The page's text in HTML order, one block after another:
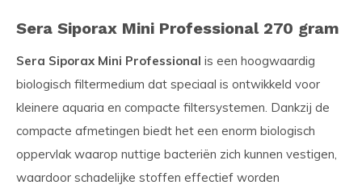
Sera Siporax Mini Professional 270 gram
Sera Siporax Mini Professional is een hoogwaardig
biologisch filtermedium dat speciaal is ontwikkeld voor
kleinere aquaria en compacte filtersystemen. Dankzij de
compacte afmetingen biedt het een enorm biologisch
oppervlak waarop nuttige bacteriën zich kunnen vestigen,
waardoor schadelijke stoffen effectief worden